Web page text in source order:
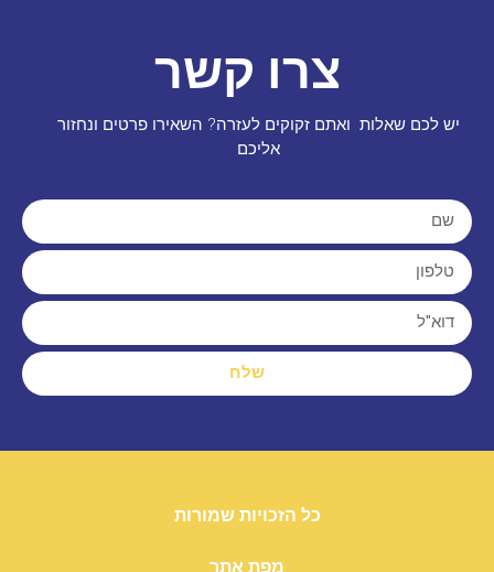
צרו קשר
יש לכם שאלות ואתם זקוקים לעזרה? השאירו פרטים ונחזור
אליכם
שלח
כל הזכויות שמורות
מפת אתר